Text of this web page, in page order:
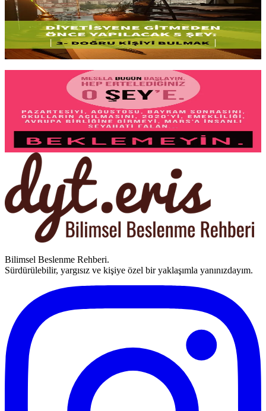
Ünlü isimler değil, sizigerçekten dinleyen biri. Uzmanlık alanı,
yaklaşım tarzı vekişisel uyum, doğru diyetisyeni bulmada sosyal
medya popülerliğinden çok daha önemlidir. Nelere bakmalısınız?
Yazıyı oku 2 dk okuma
Pazartesiyi, bayramı,doğum gününübekliyorsunuz. En iyi an her
zamanbiraz sonra geliyorgibi hissettiriyor. Sağlıklı alışkanlıklara
başlamak için gerçektenmükemmel bir zamanvar mı?
Yazıyı oku 1 dk okuma
Bilimsel Beslenme Rehberi.
Sürdürülebilir, yargısız ve kişiye özel bir yaklaşımla yanınızdayım.